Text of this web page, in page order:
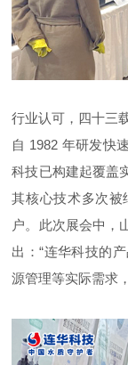
行业认可，四十三
自 1982 年研发快
科技已构建起覆盖
其核心技术多次被
户。此次展会中，
出：“连华科技的
源管理等实际需求